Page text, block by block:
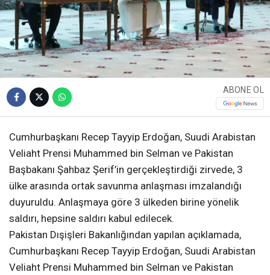
ABONE OL
Cumhurbaşkanı Recep Tayyip Erdoğan, Suudi Arabistan
Veliaht Prensi Muhammed bin Selman ve Pakistan
Başbakanı Şahbaz Şerif’in gerçekleştirdiği zirvede, 3
ülke arasında ortak savunma anlaşması imzalandığı
duyuruldu. Anlaşmaya göre 3 ülkeden birine yönelik
saldırı, hepsine saldırı kabul edilecek.
Pakistan Dışişleri Bakanlığından yapılan açıklamada,
Cumhurbaşkanı Recep Tayyip Erdoğan, Suudi Arabistan
Veliaht Prensi Muhammed bin Selman ve Pakistan